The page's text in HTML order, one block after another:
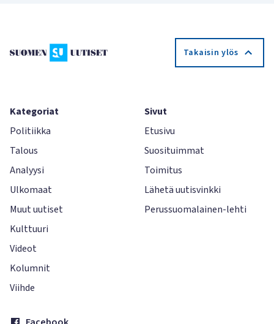
Takaisin ylös
Kategoriat
Politiikka
Talous
Analyysi
Ulkomaat
Muut uutiset
Kulttuuri
Videot
Kolumnit
Viihde
Sivut
Etusivu
Suosituimmat
Toimitus
Lähetä uutisvinkki
Perussuomalainen-lehti